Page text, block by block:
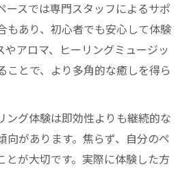
ースでは専門スタッフによるサポ
もあり、初心者でも安心して体験
やアロマ、ヒーリングミュージッ
ことで、より多角的な癒しを得ら
ング体験は即効性よりも継続的な
向があります。焦らず、自分のペ
とが大切です。実際に体験した方